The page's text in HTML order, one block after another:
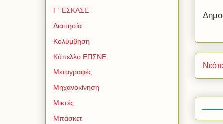
Γ΄ ΕΣΚΑΣΕ
Διαιτησία
Κολύμβηση
Κύπελλο ΕΠΣΝΕ
Μεταγραφές
Μηχανοκίνηση
Μικτές
Μπάσκετ